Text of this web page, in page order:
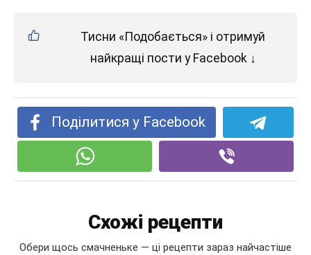
Тисни «Подобається» і отримуй
найкращі пости у Facebook ↓
Поділитися у Facebook
Схожі рецепти
Обери щось смачненьке — ці рецепти зараз найчастіше